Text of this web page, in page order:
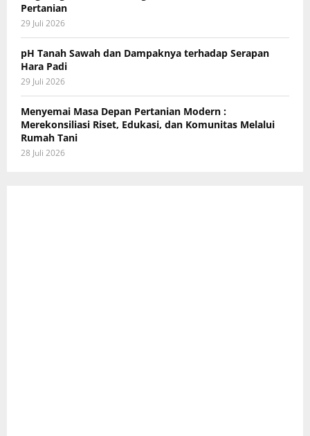
Pertanian
29 Juli 2026
pH Tanah Sawah dan Dampaknya terhadap Serapan
Hara Padi
29 Juli 2026
Menyemai Masa Depan Pertanian Modern :
Merekonsiliasi Riset, Edukasi, dan Komunitas Melalui
Rumah Tani
28 Juli 2026